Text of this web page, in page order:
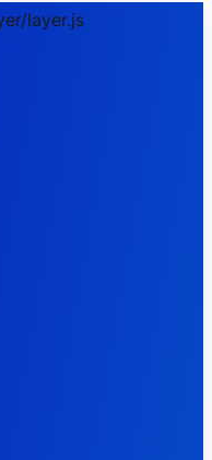
layer.js